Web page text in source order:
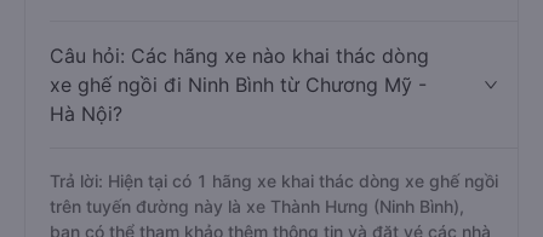
Câu hỏi: Các hãng xe nào khai thác dòng
xe ghế ngồi đi Ninh Bình từ Chương Mỹ -
Hà Nội?
Trả lời: Hiện tại có 1 hãng xe khai thác dòng xe ghế ngồi
trên tuyến đường này là xe Thành Hưng (Ninh Bình),
bạn có thể tham khảo thêm thông tin và đặt vé các nhà